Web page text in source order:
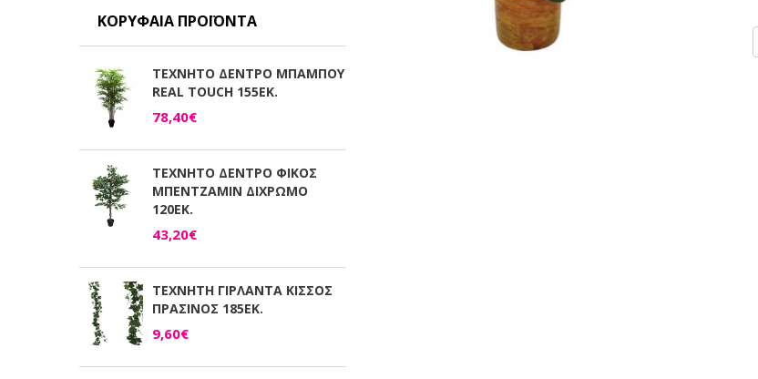
ΚΟΡΥΦΑΊΑ ΠΡΟΪΌΝΤΑ
ΤΕΧΝΗΤΟ ΔΕΝΤΡΟ ΜΠΑΜΠΟΥ
REAL TOUCH 155ΕΚ.
78,40€
ΤΕΧΝΗΤΟ ΔΕΝΤΡΟ ΦΙΚΟΣ
ΜΠΕΝΤΖΑΜΙΝ ΔΙΧΡΩΜΟ
120ΕΚ.
43,20€
ΤΕΧΝΗΤΗ ΓΙΡΛΑΝΤΑ ΚΙΣΣΟΣ
ΠΡΑΣΙΝΟΣ 185ΕΚ.
9,60€